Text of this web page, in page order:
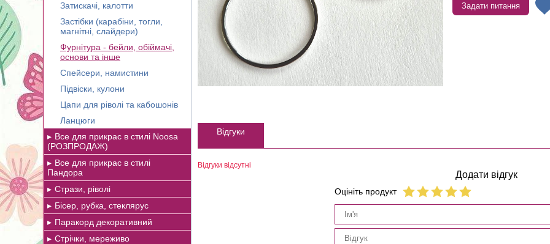
Затискачі, калотти
Застібки (карабіни, тогли,
магнітні, слайдери)
Фурнітура - бейли, обіймачі,
основи та інше
Спейсери, намистини
Підвіски, кулони
Цапи для ріволі та кабошонів
Ланцюги
Все для прикрас в стилі Noosa
(РОЗПРОДАЖ)
Все для прикрас в стилі
Пандора
Стрази, ріволі
Бісер, рубка, стеклярус
Паракорд декоративний
Стрічки, мереживо
Задати питання
Відгуки
Відгуки відсутні
Додати відгук
Оцініть продукт